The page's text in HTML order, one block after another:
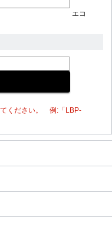
エコ
ください。 例:「LBP-